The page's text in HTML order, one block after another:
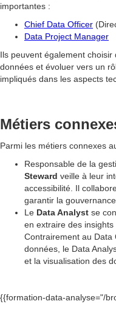
importantes :
Chief Data Officer
Data Project Manager
Ils peuvent également
données et évoluer vers un
impliqués dans les aspects
Métiers
Parmi les métiers connexes
Responsable de la
Steward veille à leur
accessibilité. Il
garantir la
Le Data Analyst se
en extraire des insights
Contrairement au Data
données, le Data
et la visualisation des
{{formation-data-analyse="/